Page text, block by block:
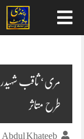
مری‘ ثاقب
طرح متاثر
Abdul Khateeb